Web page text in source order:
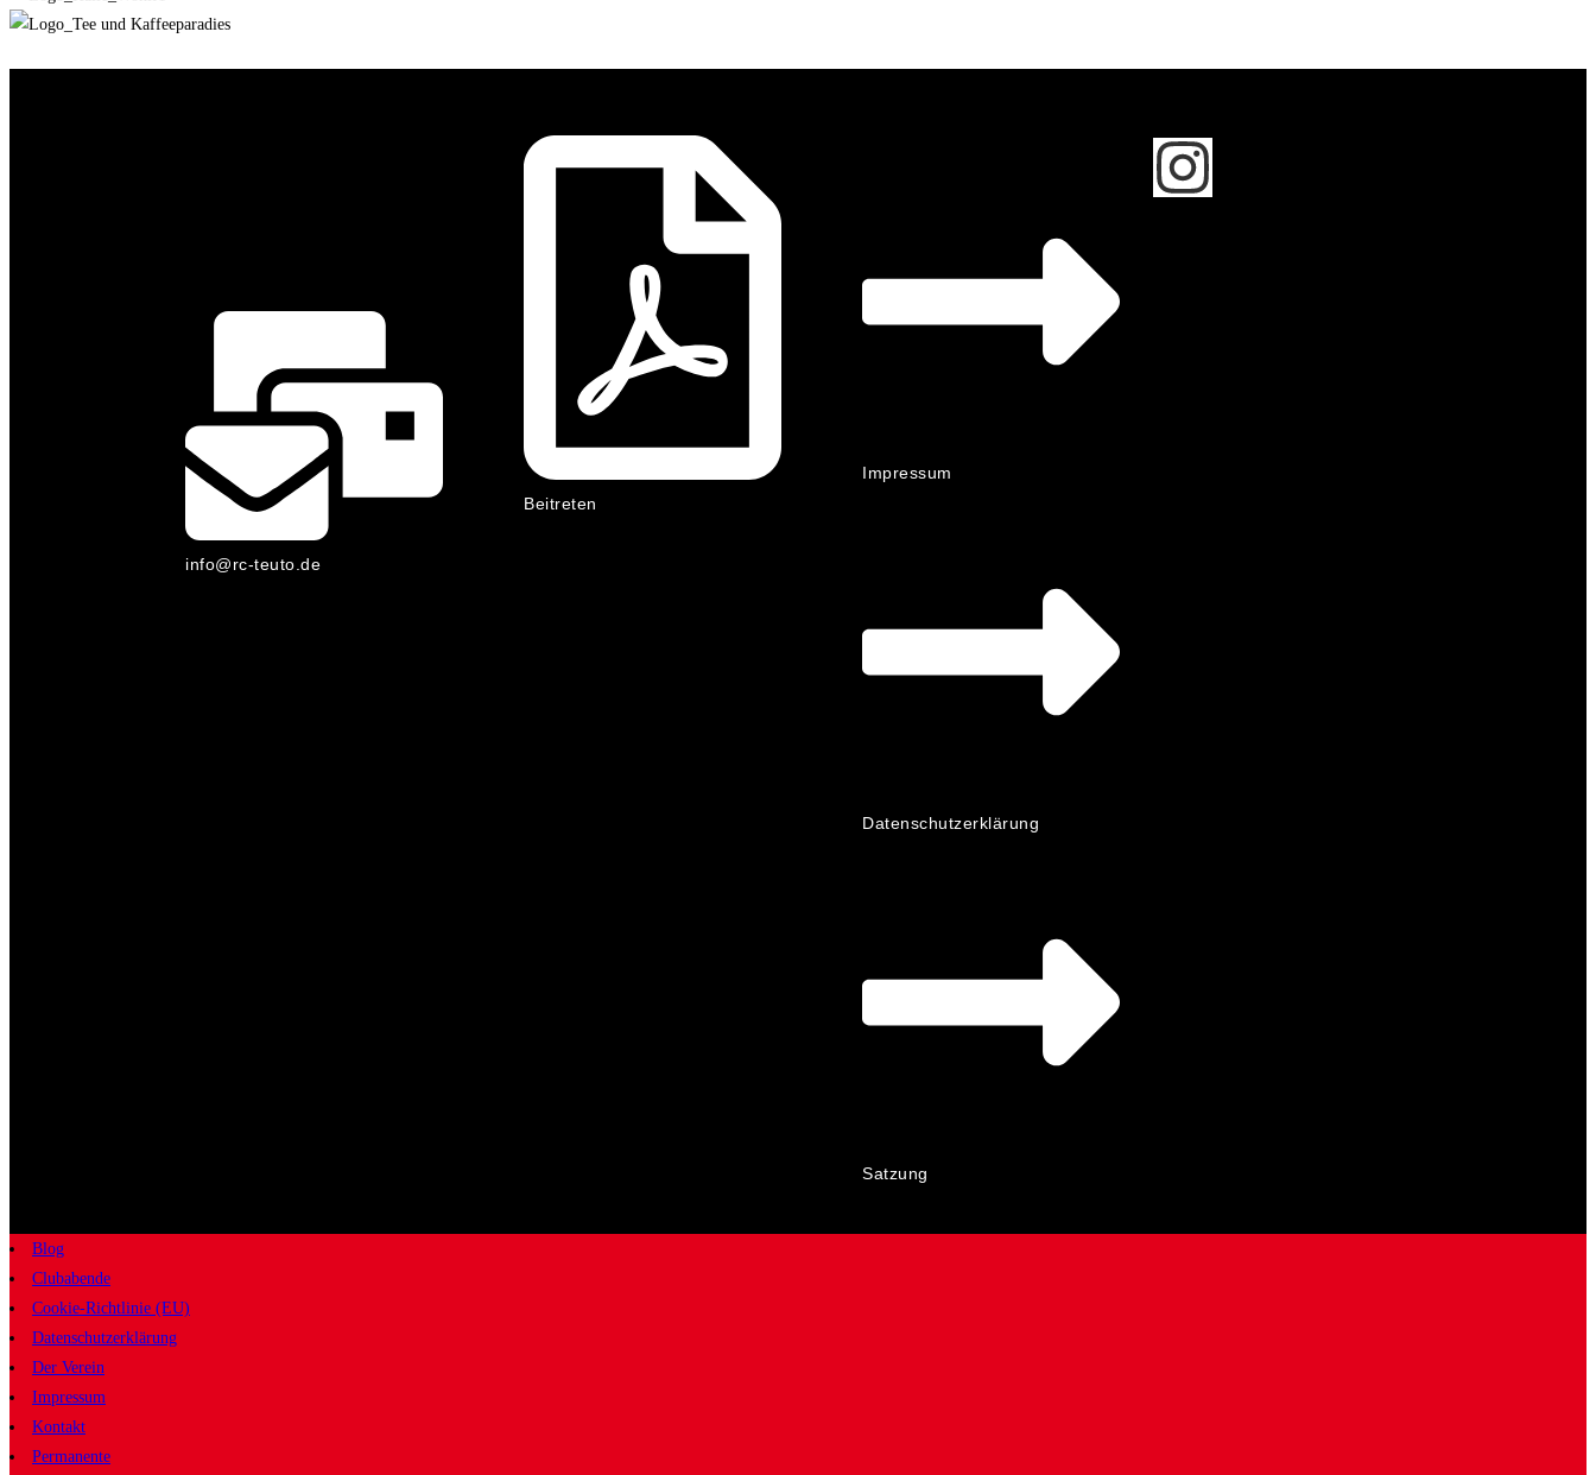
info@rc-teuto.de
Beitreten
Impressum
Datenschutzerklärung
Satzung
Blog
Clubabende
Cookie-Richtlinie (EU)
Datenschutzerklärung
Der Verein
Impressum
Kontakt
Permanente